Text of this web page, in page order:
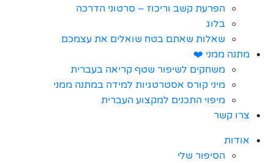
הפרעת קשב וריכוז – סרטוני הדרכה
בלוג
שאלות שאתם בטח שואלים את עצמכם
מתנה ממני ❤️
משחקים לשיפור שטף קריאה בעברית
מיני קורס אסטרטגיות למידה במתנה ממני
מיפוי התכנים למקצוע העברית
צרו קשר
אודות
הסיפור שלי